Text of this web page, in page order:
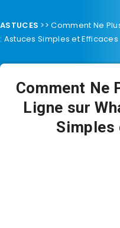
ASTUCES >>Comment Ne
: Astuces Simples et Efficaces
Comment Ne
Ligne sur